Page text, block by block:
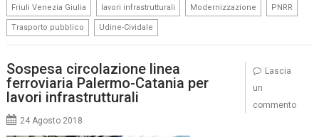
Friuli Venezia Giulia lavori infrastrutturali Modernizzazione PNRR
Trasporto pubblico Udine-Cividale
Sospesa circolazione linea
ferroviaria Palermo-Catania per
lavori infrastrutturali
24 Agosto 2018
Lascia
un
commento